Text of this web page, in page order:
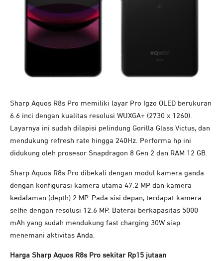
Sharp Aquos R8s Pro memiliki layar Pro Igzo OLED berukuran
6.6 inci dengan kualitas resolusi WUXGA+ (2730 x 1260).
Layarnya ini sudah dilapisi pelindung Gorilla Glass Victus, dan
mendukung refresh rate hingga 240Hz. Performa hp ini
didukung oleh prosesor Snapdragon 8 Gen 2 dan RAM 12 GB.
Sharp Aquos R8s Pro dibekali dengan modul kamera ganda
dengan konfigurasi kamera utama 47.2 MP dan kamera
kedalaman (depth) 2 MP. Pada sisi depan, terdapat kamera
selfie dengan resolusi 12.6 MP. Baterai berkapasitas 5000
mAh yang sudah mendukung fast charging 30W siap
menemani aktivitas Anda.
Harga Sharp Aquos R8s Pro sekitar Rp15 jutaan